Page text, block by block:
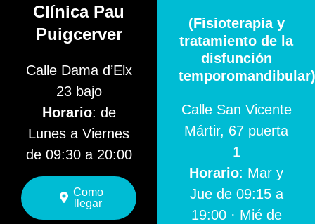
Clínica Pau
Puigcerver
Calle Dama d’Elx
23 bajo
Horario: de
Lunes a Viernes
de 09:30 a 20:00
Como
llegar
(Fisioterapia y
tratamiento de la
disfunción
temporomandibular)
Calle San Vicente
Mártir, 67 puerta
1
Horario: Mar y
Jue de 09:15 a
19:00 · Mié de